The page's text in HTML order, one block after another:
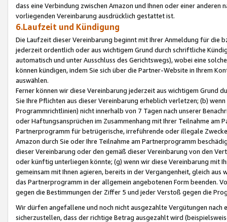
dass eine Verbindung zwischen Amazon und Ihnen oder einer
vorliegenden Vereinbarung ausdrücklich gestattet ist.
6.Laufzeit und Kündigung
Die Laufzeit dieser Vereinbarung beginnt mit Ihrer Anmeldung für die
jederzeit ordentlich oder aus wichtigem Grund durch schriftliche
automatisch und unter Ausschluss des Gerichtswegs), wobei eine
können kündigen, indem Sie sich über die Partner-Website in Ihrem
auswählen.
Ferner können wir diese Vereinbarung jederzeit aus wichtigem Grund
Sie Ihre Pflichten aus dieser Vereinbarung erheblich verletzen; (b)
Programmrichtlinien) nicht innerhalb von 7 Tagen nach unserer
oder Haftungsansprüchen im Zusammenhang mit Ihrer Teilnahme am
Partnerprogramm für betrügerische, irreführende oder illegale
Amazon durch Sie oder Ihre Teilnahme am Partnerprogramm
dieser Vereinbarung oder den gemäß dieser Vereinbarung von den
oder künftig unterliegen könnte; (g) wenn wir diese Vereinbarung mit
gemeinsam mit Ihnen agieren, bereits in der Vergangenheit, gleich
das Partnerprogramm in der allgemein angebotenen Form beenden.
gegen die Bestimmungen der Ziffer 5 und jeder Verstoß gegen die
Wir dürfen angefallene und noch nicht ausgezahlte Vergütungen
sicherzustellen, dass der richtige Betrag ausgezahlt wird